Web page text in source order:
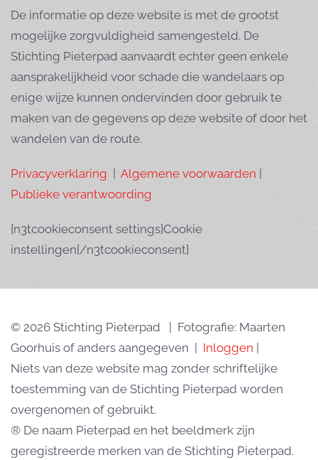
De informatie op deze website is met de grootst
mogelijke zorgvuldigheid samengesteld. De
Stichting Pieterpad aanvaardt echter geen enkele
aansprakelijkheid voor schade die wandelaars op
enige wijze kunnen ondervinden door gebruik te
maken van de gegevens op deze website of door het
wandelen van de route.
Privacyverklaring Algemene voorwaarden
Publieke verantwoording
{n3tcookieconsent settings}Cookie
instellingen{/n3tcookieconsent}
© 2026 Stichting Pieterpad | Fotografie: Maarten
Goorhuis of anders aangegeven | Inloggen
Niets van deze website mag zonder schriftelijke
toestemming van de Stichting Pieterpad worden
overgenomen of gebruikt.
® De naam Pieterpad en het beeldmerk zijn
geregistreerde merken van de Stichting Pieterpad.